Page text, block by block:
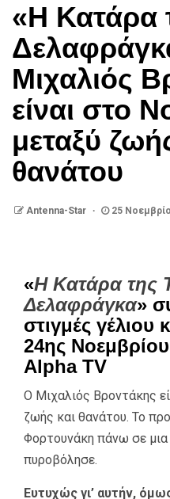
«Η Κατάρα
Μιχαλιός
είναι στο
μεταξύ
θανάτου
Antenna-Star 25
«Η Κατάρα της
Δελαφράγκα»
στιγμές γέλιου
24ης
Alpha TV
Ο Μιχαλιός Βροντάκης
ζωής και θανάτου. Το
Φορτουνάκη πάνω σε μια
πυροβόλησε.
Ευτυχώς γι’ αυτήν,